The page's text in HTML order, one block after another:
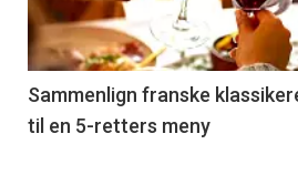
-
5
Sammenlign franske
til en 5-retters meny